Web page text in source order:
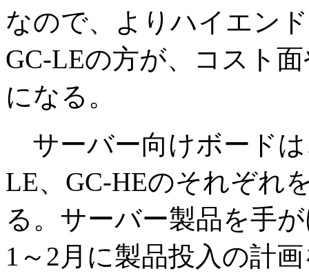
なので、よりハイエン
GC-LEの方が、コスト
になる。
サーバー向けボードは
LE、GC-HEのそれぞれ
る。サーバー製品を手
1～2月に製品投入の計